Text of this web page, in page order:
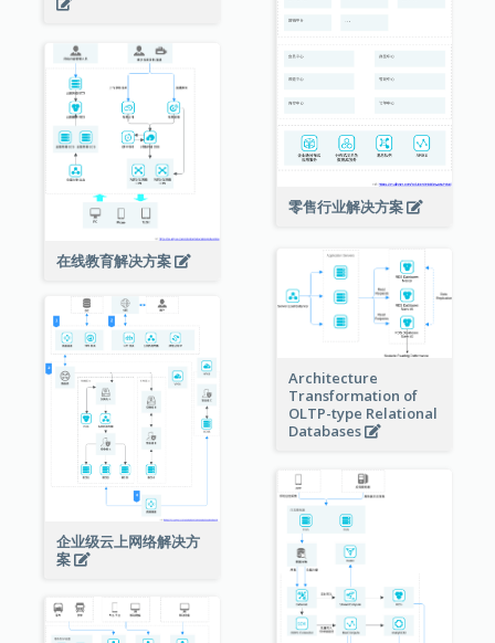
零售行业解决方案
在线教育解决方案
Architecture
Transformation of
OLTP-type Relational
Databases
企业级云上网络解决方
案